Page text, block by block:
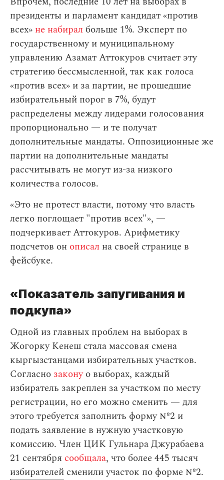
президенты и парламент кандидат «против
всех» не набирал больше 1%. Эксперт по
государственному и муниципальному
управлению Азамат Аттокуров считает эту
стратегию бессмысленной, так как голоса
«против всех» и за партии, не прошедшие
избирательный порог в 7%, будут
распределены между лидерами голосования
пропорционально — и те получат
дополнительные мандаты. Оппозиционные же
партии на дополнительные мандаты
рассчитывать не могут из-за низкого
количества голосов.
«Это не протест власти, потому что власть
легко поглощает "против всех"», —
подчеркивает Аттокуров. Арифметику
подсчетов он описал на своей странице в
фейсбуке.
«Показатель запугивания и
подкупа»
Одной из главных проблем на выборах в
Жогорку Кенеш стала массовая смена
кыргызстанцами избирательных участков.
Согласно законуо выборах, каждый
избиратель закреплен за участком по месту
регистрации, но его можно сменить — для
этого требуется заполнить форму №2 и
подать заявление в нужную участковую
комиссию. Член ЦИК Гульнара Джурабаева
21 сентября сообщала, что более 445 тысяч
избирателей сменили участок по форме №2.